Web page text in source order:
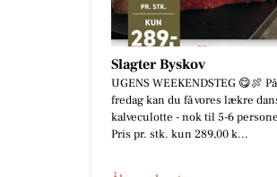
Slagter Byskov
UGENS WEEKENDSTEG 😋🍖 På
fredag kan du få vores lækre dansk
kalveculotte - nok til 5-6 personer.
Pris pr. stk. kun 289,00 k...